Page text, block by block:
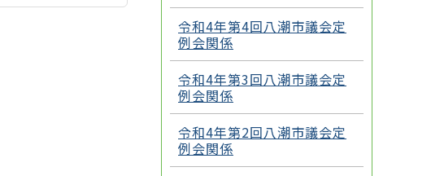
令和4年第4回八潮市議会定
例会関係
令和4年第3回八潮市議会定
例会関係
令和4年第2回八潮市議会定
例会関係